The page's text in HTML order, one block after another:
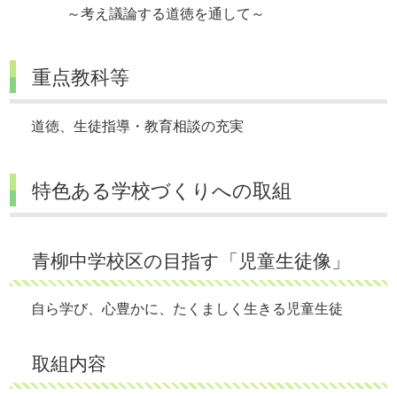
～考え議論する道徳を通して～
重点教科等
道徳、生徒指導・教育相談の充実
特色ある学校づくりへの取組
青柳中学校区の目指す「児童生徒像」
自ら学び、心豊かに、たくましく生きる児童生徒
取組内容